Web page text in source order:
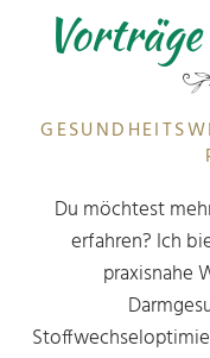
Du möchtest
erfahren? Ich
praxisnahe